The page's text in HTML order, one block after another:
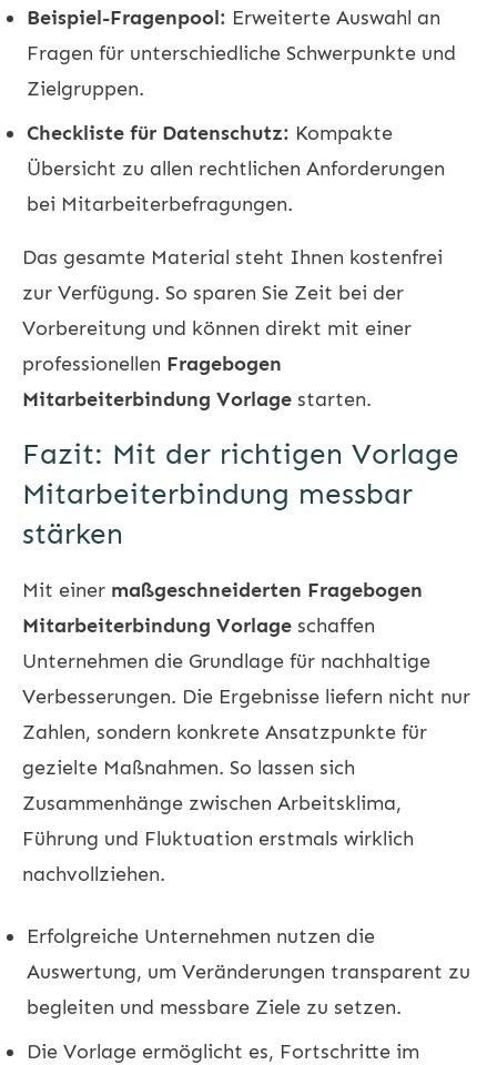
Beispiel-Fragenpool: Erweiterte Auswahl an
Fragen für unterschiedliche Schwerpunkte und
Zielgruppen.
Checkliste für Datenschutz: Kompakte
Übersicht zu allen rechtlichen Anforderungen
bei Mitarbeiterbefragungen.
Das gesamte Material steht Ihnen kostenfrei
zur Verfügung. So sparen Sie Zeit bei der
Vorbereitung und können direkt mit einer
professionellen Fragebogen
Mitarbeiterbindung Vorlage starten.
Fazit: Mit der richtigen Vorlage
Mitarbeiterbindung messbar
stärken
Mit einer maßgeschneiderten Fragebogen
Mitarbeiterbindung Vorlage schaffen
Unternehmen die Grundlage für nachhaltige
Verbesserungen. Die Ergebnisse liefern nicht nur
Zahlen, sondern konkrete Ansatzpunkte für
gezielte Maßnahmen. So lassen sich
Zusammenhänge zwischen Arbeitsklima,
Führung und Fluktuation erstmals wirklich
nachvollziehen.
Erfolgreiche Unternehmen nutzen die
Auswertung, um Veränderungen transparent zu
begleiten und messbare Ziele zu setzen.
Die Vorlage ermöglicht es, Fortschritte im